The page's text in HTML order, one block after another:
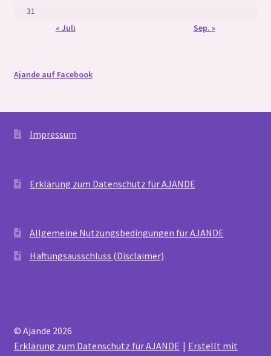
31
« Juli
Sep. »
Ajande auf Facebook
Impressum
Erklärung zum Datenschutz für AJANDE
Allgemeine Nutzungsbedingungen für AJANDE
Haftungsausschluss (Disclaimer)
© Ajande 2026
Erklärung zum Datenschutz für AJANDE
Erstellt mit